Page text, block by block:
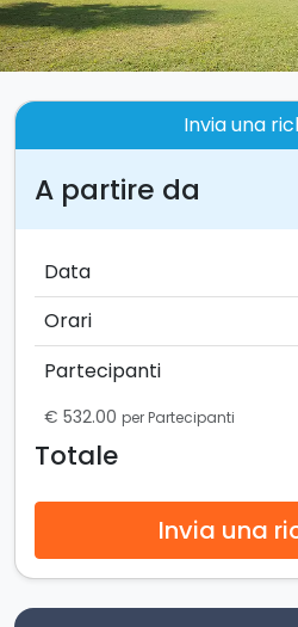
Invia una
A partire da
Data
Orari
Partecipanti
€ 532.00 per Partecipanti
Totale
Invia una